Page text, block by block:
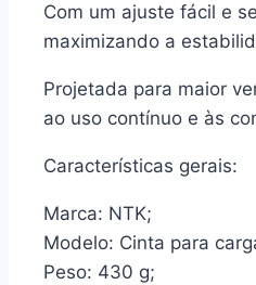
Com um ajuste fácil e
maximizando a
Projetada para maior
ao uso contínuo e às
Características gerais:
Marca: NTK;
Modelo: Cinta para
Peso: 430 g;